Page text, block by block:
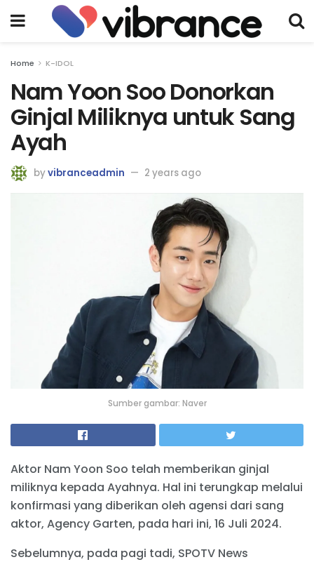
Home K-IDOL
Nam Yoon Soo Donorkan
Ginjal Miliknya untuk Sang
Ayah
byvibranceadmin 2 years ago
Sumber gambar: Naver
Aktor Nam Yoon Soo telah memberikan ginjal
miliknya kepada Ayahnya. Hal ini terungkap melalui
konfirmasi yang diberikan oleh agensi dari sang
aktor, Agency Garten, pada hari ini, 16 Juli 2024.
Sebelumnya, pada pagi tadi, SPOTV News